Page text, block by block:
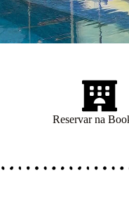
Reservar na